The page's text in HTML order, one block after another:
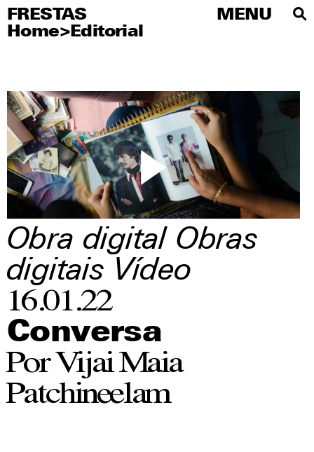
FRESTAS
Home>Editorial
MENU
FRESTAS
MENU
Artistas
Editorial
Educativo
Publicações
Agenda
Visite
Imprensa
Redes sociais
Obra digital Obras
digitais Vídeo
16.01.22
Conversa
Por Vijai Maia
Patchineelam